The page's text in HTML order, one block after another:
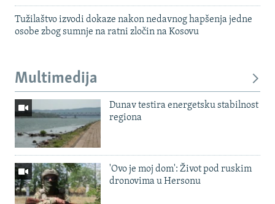
Tužilaštvo izvodi dokaze nakon nedavnog hapšenja jedne
osobe zbog sumnje na ratni zločin na Kosovu
Multimedija
Dunav testira energetsku stabilnost
regiona
'Ovo je moj dom': Život pod ruskim
dronovima u Hersonu